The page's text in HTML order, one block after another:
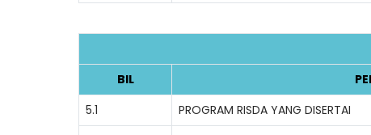
BIL
5.1
PROGRAM RISDA YANG DISERTAI